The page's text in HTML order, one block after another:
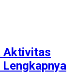
Aktivitas